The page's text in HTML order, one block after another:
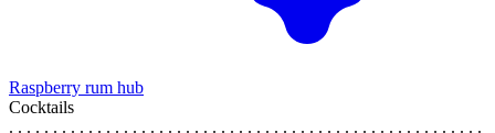
Raspberry rum hub
Cocktails
. . . . . . . . . . . . . . . . . . . . . . . . . . . . . . . . . . . . . . . . . . . . . . . . . . . . . .